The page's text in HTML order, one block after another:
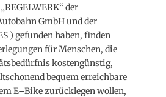
der
GmbH und der
) gefunden haben, finden
für Menschen, die
kostengünstig,
bequem erreichbare
E–Bike zurücklegen wollen,